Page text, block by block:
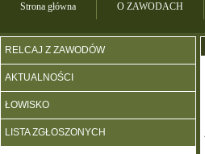
Strona główna O ZAWODACH
RELCAJ Z ZAWODÓW
AKTUALNOŚCI
ŁOWISKO
LISTA ZGŁOSZONYCH